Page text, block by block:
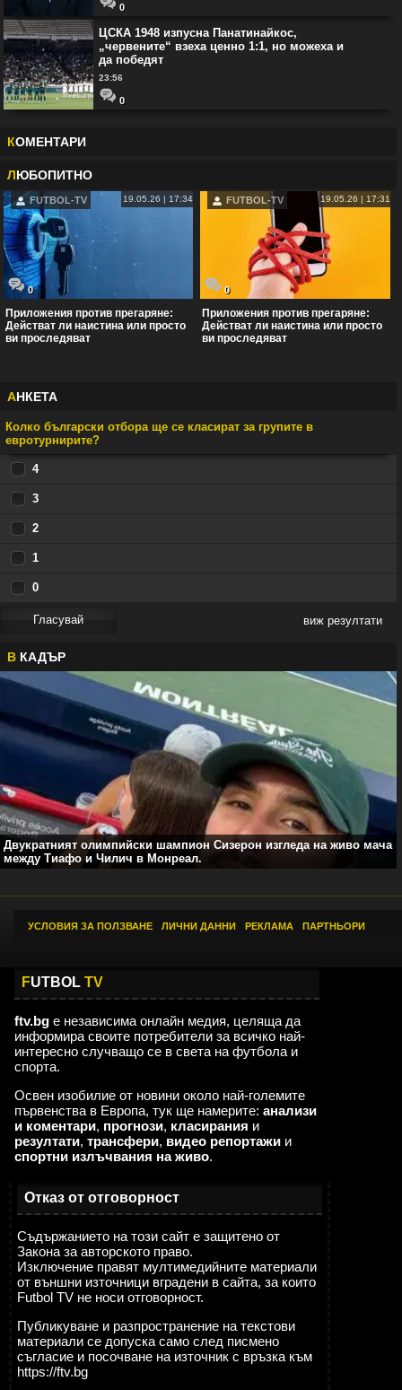
0
ЦСКА 1948 изпусна Панатинайкос,
„червените“ взеха ценно 1:1, но можеха и
да победят
23:56
0
КОМЕНТАРИ
ЛЮБОПИТНО
FUTBOL-TV 19.05.26 | 17:34
0
Приложения против прегаряне:
Действат ли наистина или просто
ви проследяват
FUTBOL-TV 19.05.26 | 17:31
0
Приложения против прегаряне:
Действат ли наистина или просто
ви проследяват
АНКЕТА
Колко български отбора ще се класират за групите в
евротурнирите?
4
3
2
1
0
виж резултати
В КАДЪР
Двукратният олимпийски шампион Сизерон изгледа на живо мача
между Тиафо и Чилич в Монреал.
УСЛОВИЯ ЗА ПОЛЗВАНЕ ЛИЧНИ ДАННИ РЕКЛАМА ПАРТНЬОРИ
FUTBOL TV
ftv.bg е независима онлайн медия, целяща да
информира своите потребители за всичко най-
интересно случващо се в света на футбола и
спорта.
Освен изобилие от новини около най-големите
първенства в Европа, тук ще намерите: анализи
и коментари, прогнози, класирания и
резултати, трансфери, видео репортажи и
спортни излъчвания на живо.
Отказ от отговорност
Съдържанието на този сайт е защитено от
Закона за авторското право.
Изключение правят мултимедийните материали
от външни източници вградени в сайта, за които
Futbol TV не носи отговорност.
Публикуване и разпространение на текстови
материали се допуска само след писмено
съгласие и посочване на източник с връзка към
https://ftv.bg